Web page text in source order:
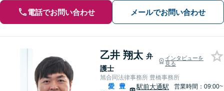
電話でお問い合わせ メールでお問い合わせ
乙井 翔太 弁
護士
インタビューを
見る
旭合同法律事務所 豊橋事務所
愛
豊
駅前大通駅
営業時間：09:00~